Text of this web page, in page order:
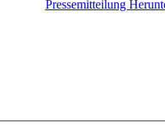
Pressemitteilung